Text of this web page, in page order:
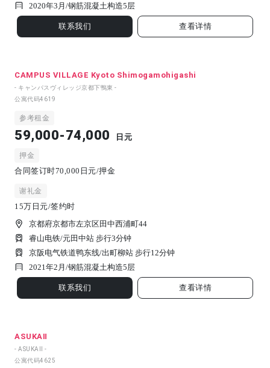
2020年3月/钢筋混凝土构造5 层
联系我们 查看详情
CAMPUS VILLAGE Kyoto Shimogamohigashi
- キャンパスヴィレッジ京都下鴨東 -
公寓代码4619
参考租金
59,000-74,000 日元
押金
合同签订时70,000日元/押金
谢礼金
15万日元/签约时
京都府京都市左京区田中西浦町44
睿山电铁/元田中站 步行3分钟
京阪电气铁道鸭东线/出町柳站 步行12分钟
2021年2月/钢筋混凝土构造5 层
联系我们 查看详情
ASUKAⅡ
- ASUKAⅡ -
公寓代码4625